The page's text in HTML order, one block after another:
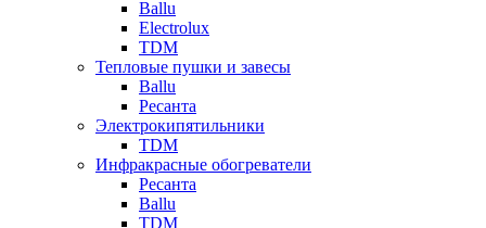
Ballu
Electrolux
TDM
Тепловые пушки и завесы
Ballu
Ресанта
Электрокипятильники
TDM
Инфракрасные обогреватели
Ресанта
Ballu
TDM